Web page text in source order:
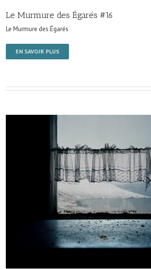
Le Murmure des Égarés #16
Le Murmure des Égarés
EN SAVOIR PLUS